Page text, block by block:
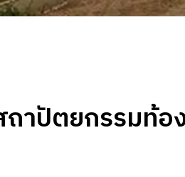
าปัตยกรรมท้อ